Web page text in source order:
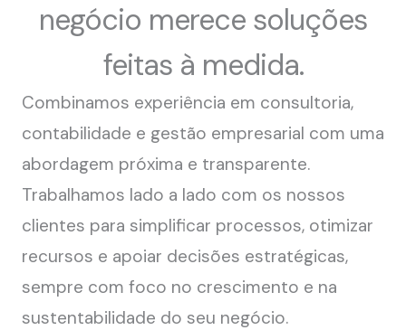
negócio merece soluções
feitas à medida.
Combinamos experiência em consultoria,
contabilidade e gestão empresarial com uma
abordagem próxima e transparente.
Trabalhamos lado a lado com os nossos
clientes para simplificar processos, otimizar
recursos e apoiar decisões estratégicas,
sempre com foco no crescimento e na
sustentabilidade do seu negócio.